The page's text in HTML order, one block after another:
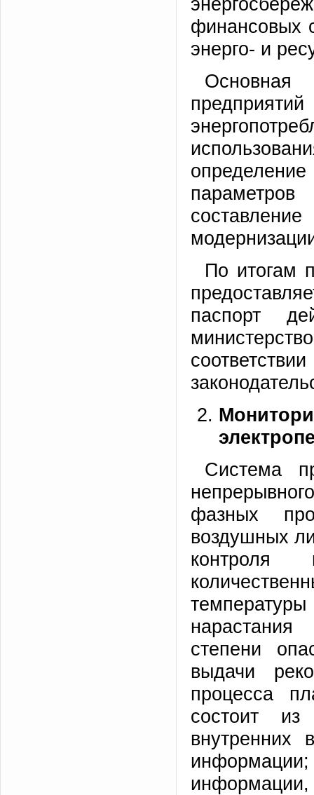
финансовых
энерго- и
По итогам
паспорт
Система
фазных
воздушных
контроля
нарастания
степени
выдачи
процесса
состоит
внутренних
информации;
информации,